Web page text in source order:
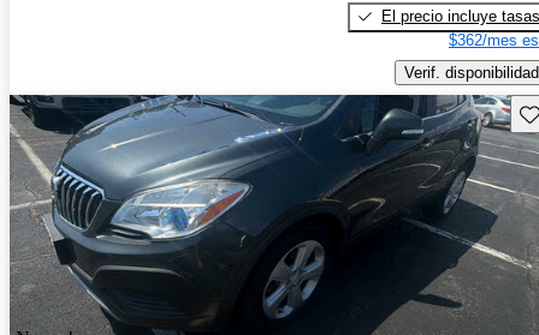
El precio incluye tasas
$362/mes
Verif. disponibilidad